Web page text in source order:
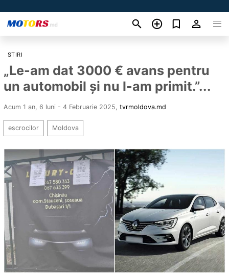
STIRI
„Le-am dat 3000 € avans pentru
un automobil și nu l-am primit.”...
Acum 1 an, 6 luni - 4 Februarie 2025 tvrmoldova.md
escrocilor Moldova